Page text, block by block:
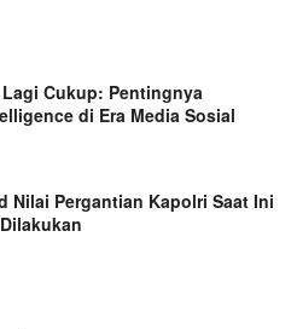
Lagi Cukup: Pentingnya
di Era Media Sosial
Nilai Pergantian Kapolri Saat Ini